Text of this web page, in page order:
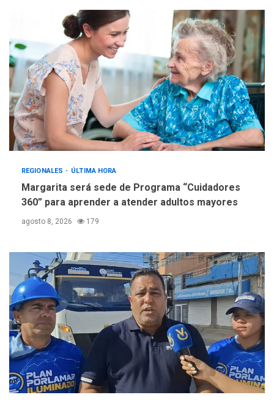
REGIONALES ÚLTIMA HORA
Margarita será sede de Programa “Cuidadores
360” para aprender a atender adultos mayores
agosto 8, 2026 179